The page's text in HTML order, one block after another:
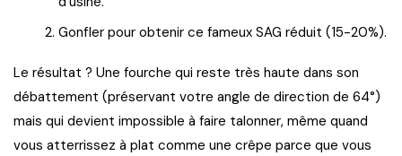
Gonfler pour obtenir ce fameux SAG réduit (15-20%).
Le résultat ? Une fourche qui reste très haute dans son
débattement (préservant votre angle de direction de 64°)
mais qui devient impossible à faire talonner, même quand
vous atterrissez à plat comme une crêpe parce que vous